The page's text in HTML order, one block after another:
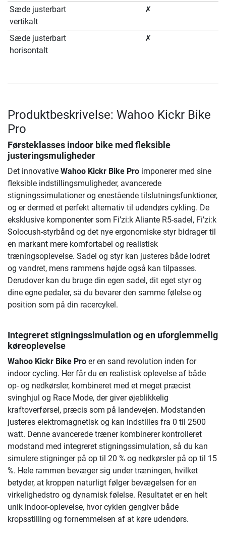
Sæde justerbart
vertikalt
✗
Sæde justerbart
horisontalt
✗
Produktbeskrivelse: Wahoo Kickr Bike
Pro
Førsteklasses indoor bike med fleksible
justeringsmuligheder
Det innovative Wahoo Kickr Bike Pro imponerer med sine
fleksible indstillingsmuligheder, avancerede
stigningssimulationer og enestående tilslutningsfunktioner,
og er dermed et perfekt alternativ til udendørs cykling. De
eksklusive komponenter som Fi’zi:k Aliante R5-sadel, Fi’zi:k
Solocush-styrbånd og det nye ergonomiske styr bidrager til
en markant mere komfortabel og realistisk
træningsoplevelse. Sadel og styr kan justeres både lodret
og vandret, mens rammens højde også kan tilpasses.
Derudover kan du bruge din egen sadel, dit eget styr og
dine egne pedaler, så du bevarer den samme følelse og
position som på din racercykel.
Integreret stigningssimulation og en uforglemmelig
køreoplevelse
Wahoo Kickr Bike Pro er en sand revolution inden for
indoor cycling. Her får du en realistisk oplevelse af både
op- og nedkørsler, kombineret med et meget præcist
svinghjul og Race Mode, der giver øjeblikkelig
kraftoverførsel, præcis som på landevejen. Modstanden
justeres elektromagnetisk og kan indstilles fra 0 til 2500
watt. Denne avancerede træner kombinerer kontrolleret
modstand med integreret stigningssimulation, så du kan
simulere stigninger på op til 20 % og nedkørsler på op til 15
%. Hele rammen bevæger sig under træningen, hvilket
betyder, at kroppen naturligt følger bevægelsen for en
virkelighedstro og dynamisk følelse. Resultatet er en helt
unik indoor-oplevelse, hvor cyklen gengiver både
kropsstilling og fornemmelsen af at køre udendørs.